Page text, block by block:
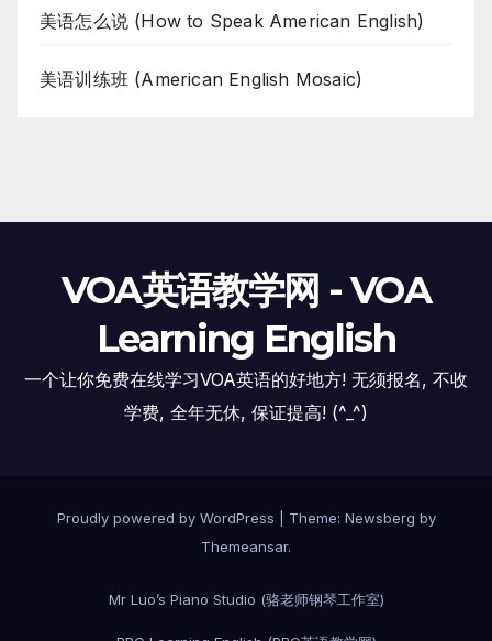
美语怎么说 (How to Speak American English)
美语训练班 (American English Mosaic)
VOA英语教学网 - VOA
Learning English
一个让你免费在线学习VOA英语的好地方! 无须报名, 不收
学费, 全年无休, 保证提高! (^_^)
Proudly powered by WordPress Theme: Newsberg by
Themeansar.
Mr Luo’s Piano Studio (骆老师钢琴工作室)